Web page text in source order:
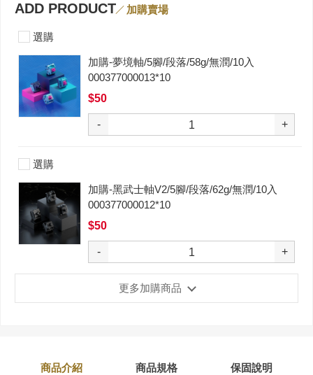
ADD PRODUCT 加購賣場
選購
加購-夢境軸/5腳/段落/58g/無潤/10入
000377000013*10
$50
- +
選購
加購-黑武士軸V2/5腳/段落/62g/無潤/10入
000377000012*10
$50
- +
更多加購商品
商品介紹 商品規格 保固說明